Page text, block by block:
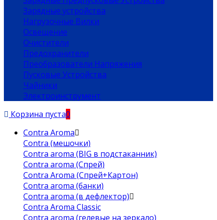
Зарядные устройства
Нагрузочные Вилки
Освещение
Очистители
Предохранители
Преобразователи Напряжения
Пусковые Устройства
Чайники
Электроинструмент
Корзина пуста0
Contra Aroma
Contra (мешочки)
Contra aroma (BIG в подстаканник)
Contra aroma (Спрей)
Contra Aroma (Спрей+Картон)
Contra aroma (банки)
Contra aroma (в дефлектор)
Contra Aroma Classic
Contra aroma (гелевые на зеркало)